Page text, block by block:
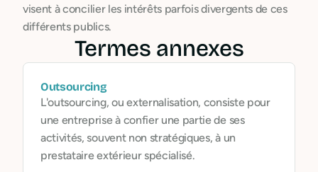
visent à concilier les intérêts parfois divergents de ces
différents publics.
Termes annexes
Outsourcing
L'outsourcing, ou externalisation, consiste pour
une entreprise à confier une partie de ses
activités, souvent non stratégiques, à un
prestataire extérieur spécialisé.